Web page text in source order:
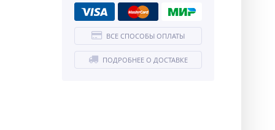
ВСЕ СПОСОБЫ ОПЛАТЫ
ПОДРОБНЕЕ О ДОСТАВКЕ